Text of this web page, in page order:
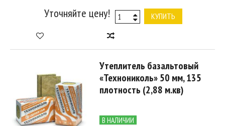
Уточняйте цену! КУПИТЬ
Утеплитель базальтовый
«Технониколь» 50 мм, 135
плотность (2,88 м.кв)
В НАЛИЧИИ